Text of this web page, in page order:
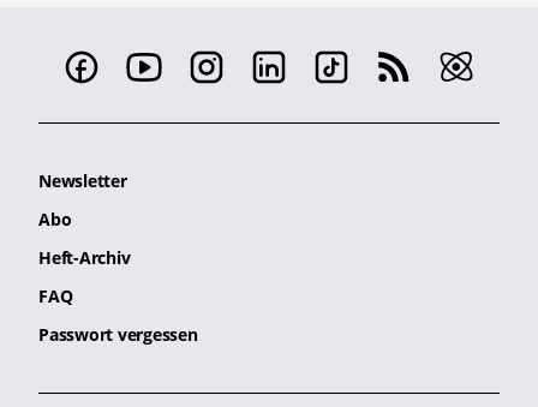
Newsletter
Abo
Heft-Archiv
FAQ
Passwort vergessen